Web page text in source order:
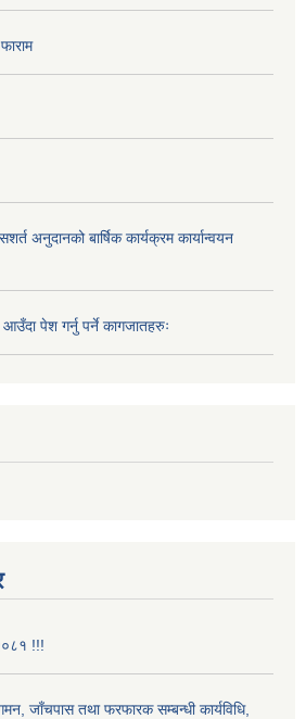
अनुदानको बार्षिक कार्यक्रम कार्यान्वयन
पेश गर्नु पर्ने कागजातहरुः
!!!
जाँचपास तथा फरफारक सम्बन्धी कार्यविधि,